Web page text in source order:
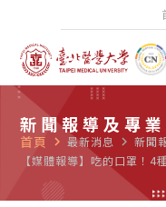
新聞報導及專
首頁 navigate_next 最新消息 navigate_next 新聞
【媒體報導】吃的口罩！4